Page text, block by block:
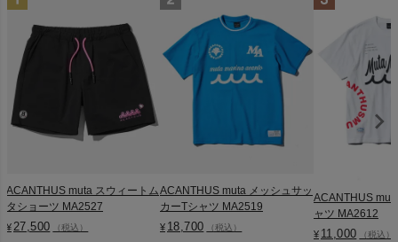
ACANTHUS muta スウィートム
タショーツ MA2527
¥ 27,500 （税込）
ACANTHUS muta メッシュサッ
カーTシャツ MA2519
¥ 18,700 （税込）
ACANTHUS
ャツ MA2612
¥ 11,000 （税込）